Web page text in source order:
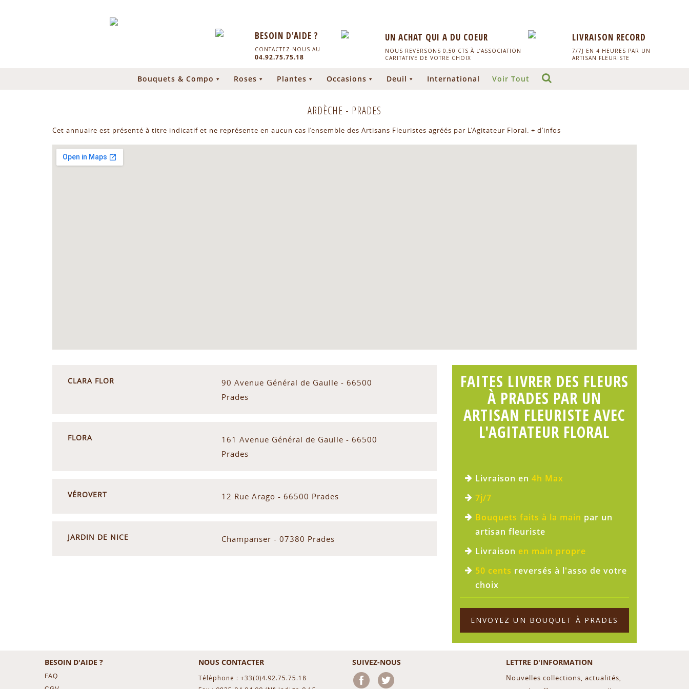
BESOIN D'AIDE ?
CONTACTEZ-NOUS AU
04.92.75.75.18
UN ACHAT QUI A DU COEUR
NOUS REVERSONS 0,50 CTS À L’ASSOCIATION
CARITATIVE DE VOTRE CHOIX
LIVRAISON RECORD
7/7J EN 4 HEURES PAR UN
ARTISAN FLEURISTE
Bouquets & Compo Roses Plantes Occasions Deuil International Voir Tout
ARDÈCHE - PRADES
Cet annuaire est présenté à titre indicatif et ne représente en aucun cas l’ensemble des Artisans Fleuristes agréés par L’Agitateur Floral. + d’infos
CLARA FLOR
90 Avenue Général de Gaulle - 66500
Prades
FLORA
161 Avenue Général de Gaulle - 66500
Prades
VÉROVERT 12 Rue Arago - 66500 Prades
JARDIN DE NICE Champanser - 07380 Prades
FAITES LIVRER DES FLEURS
À PRADES PAR UN
ARTISAN FLEURISTE AVEC
L'AGITATEUR FLORAL
Livraison en 4h Max
7j/7
Bouquets faits à la main par un
artisan fleuriste
Livraison en main propre
50 cents reversés à l'asso de votre
choix
ENVOYEZ UN BOUQUET À PRADES
BESOIN D'AIDE ?
FAQ
NOUS CONTACTER
Téléphone : +33(0)4.92.75.75.18
SUIVEZ-NOUS
Facebook
LETTRE D'INFORMATION
Nouvelles collections, actualités,